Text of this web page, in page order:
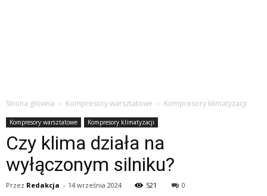
Strona główna Kompresory warsztatowe Kompresory klimatyzacji
Kompresory warsztatowe Kompresory klimatyzacji
Czy klima działa na
wyłączonym silniku?
Przez Redakcja - 14 września 2024 521 0